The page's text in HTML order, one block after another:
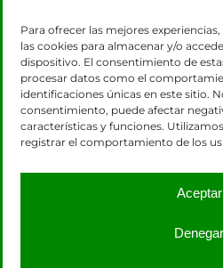
Para ofrecer las mejores
las cookies para almacenar y/o
dispositivo. El consentimiento de
procesar datos como el
identificaciones únicas en este sitio.
consentimiento, puede afectar
características y funciones.
registrar el comportamiento de los
Aceptar
Denegar
CONTACTO
931 131 920
617 604 206